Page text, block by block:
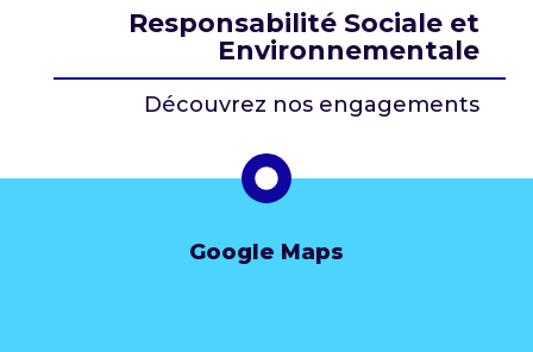
Responsabilité Sociale et
Environnementale
Découvrez nos engagements
Google Maps